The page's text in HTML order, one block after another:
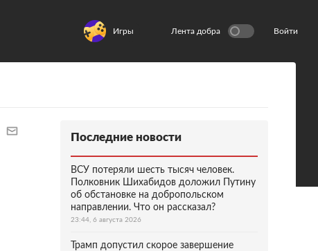
Игры Лента добра Войти
Последние новости
ВСУ потеряли шесть тысяч человек.
Полковник Шихабидов доложил Путину
об обстановке на добропольском
направлении. Что он рассказал?
23:44, 6 августа 2026
Трамп допустил скорое завершение